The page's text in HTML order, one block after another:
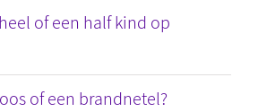
of een half kind op
of een brandnetel?